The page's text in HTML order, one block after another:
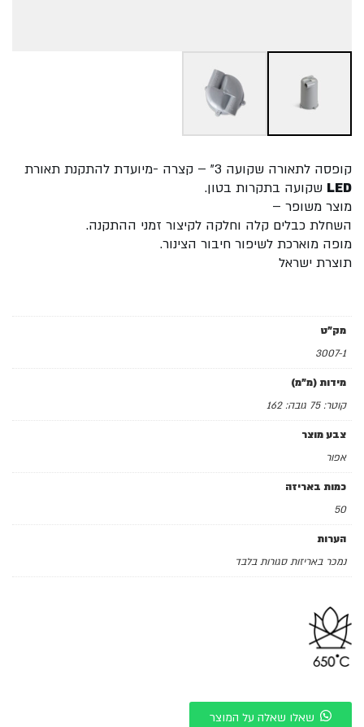
קופסה לתאורה שקועה 3" – קצרה -מיועדת להתקנת תאורת
LED שקועה בתקרות בטון.
מוצר משופר –
השחלת כבלים קלה וחלקה לקיצור זמני ההתקנה.
מופה מוארכת לשיפור חיבור הצינור.
תוצרת ישראל
מק"ט
3007-1
מידות (מ"מ)
קוטר: 75 גובה: 162
צבע מוצר
אפור
כמות באריזה
50
הערות
נמכר באריזות סגורות בלבד
שאלו שאלה על המוצר